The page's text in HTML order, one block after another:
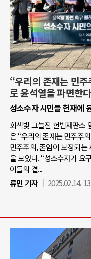
“우리의 존재는 민
로 윤석열을 파면한
성소수자 시민들 헌재에
회색빛 그늘진 헌법재판소
은 “우리의 존재는 민주주
민주주의, 존엄이 보장되
을 모았다. “성소수자가 요
이들의 곁...
류민 기자
2025.02.14.